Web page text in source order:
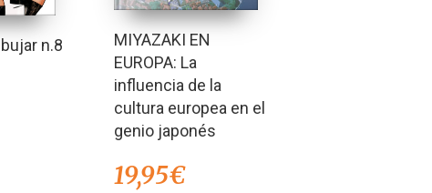
n.8
MIYAZAKI EN
EUROPA: La
influencia de la
cultura europea en el
genio japonés
19,95€